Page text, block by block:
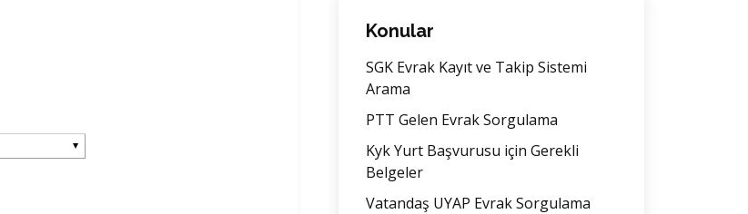
Konular
SGK Evrak Kayıt ve Takip Sistemi
Arama
PTT Gelen Evrak Sorgulama
Kyk Yurt Başvurusu için Gerekli
Belgeler
Vatandaş UYAP Evrak Sorgulama